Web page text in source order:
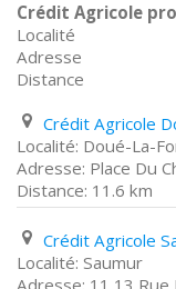
Crédit Agricole
Localité
Adresse
Distance
Doué-La-
Place Du
11.6 km
Saumur
11 13